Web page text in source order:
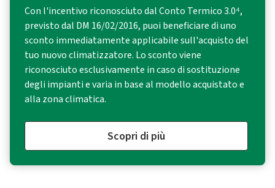
Con l'incentivo riconosciuto dal Conto Termico 3.0⁴,
previsto dal DM 16/02/2016, puoi beneficiare di uno
sconto immediatamente applicabile sull'acquisto del
tuo nuovo climatizzatore. Lo sconto viene
riconosciuto esclusivamente in caso di sostituzione
degli impianti e varia in base al modello acquistato e
alla zona climatica.
Scopri di più